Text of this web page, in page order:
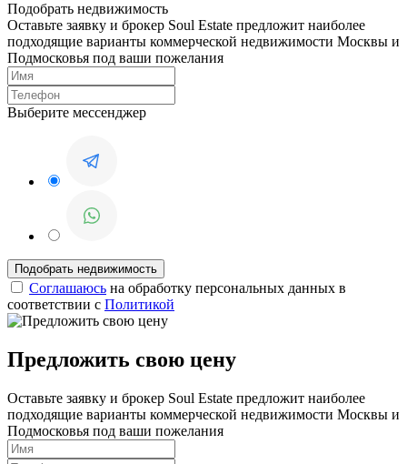
Подобрать недвижимость
Оставьте заявку и брокер Soul Estate предложит наиболее
подходящие варианты коммерческой недвижимости Москвы и
Подмосковья под ваши пожелания
Выберите мессенджер
Соглашаюсь на обработку персональных данных в
соответствии с Политикой
Предложить свою цену
Оставьте заявку и брокер Soul Estate предложит наиболее
подходящие варианты коммерческой недвижимости Москвы и
Подмосковья под ваши пожелания